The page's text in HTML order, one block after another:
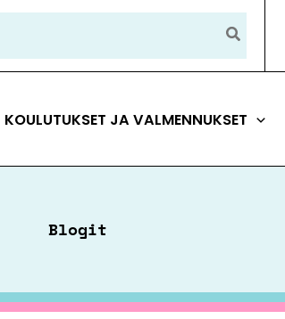
KOULUTUKSET JA VALMENNUKSET
Blogit